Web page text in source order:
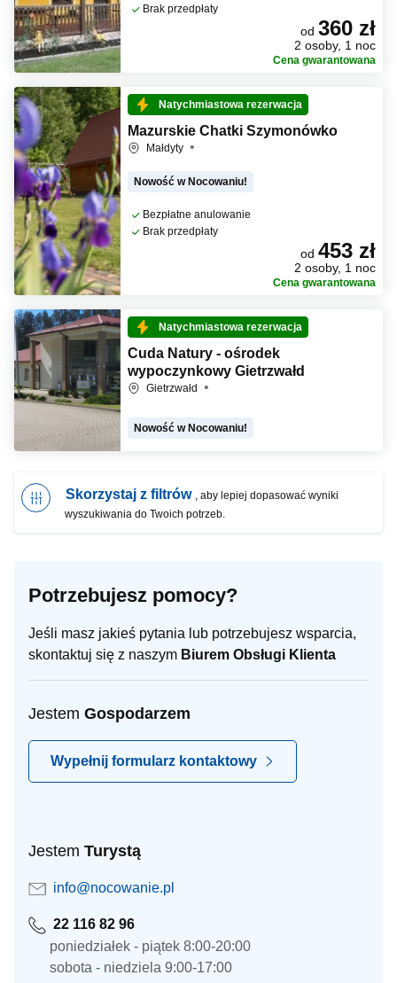
Brak przedpłaty
od 360 zł
2 osoby, 1 noc
Cena gwarantowana
Natychmiastowa rezerwacja
Mazurskie Chatki Szymonówko
Małdyty
Nowość w Nocowaniu!
Bezpłatne anulowanie
Brak przedpłaty
od 453 zł
2 osoby, 1 noc
Cena gwarantowana
Natychmiastowa rezerwacja
Cuda Natury - ośrodek
wypoczynkowy Gietrzwałd
Gietrzwałd
Nowość w Nocowaniu!
Skorzystaj z filtrów , aby lepiej dopasować wyniki
wyszukiwania do Twoich potrzeb.
Potrzebujesz pomocy?
Jeśli masz jakieś pytania lub potrzebujesz wsparcia,
skontaktuj się z naszym Biurem Obsługi Klienta
Jestem Gospodarzem
Wypełnij formularz kontaktowy
Jestem Turystą
info@nocowanie.pl
22 116 82 96
poniedziałek - piątek 8:00-20:00
sobota - niedziela 9:00-17:00